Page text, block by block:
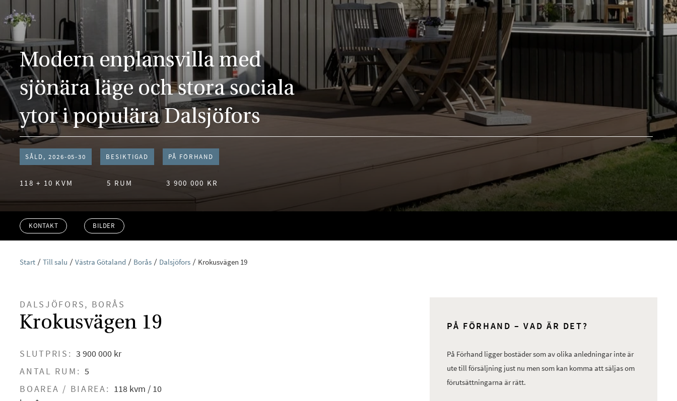
Modern enplansvilla med
sjönära läge och stora sociala
ytor i populära Dalsjöfors
SÅLD, 2026-05-30 BESIKTIGAD PÅ FÖRHAND
118 + 10 KVM 5 RUM 3 900 000 KR
KONTAKT BILDER
Start Till salu Västra Götaland Borås Dalsjöfors Krokusvägen 19
DALSJÖFORS, BORÅS
Krokusvägen 19
SLUTPRIS: 3 900 000 kr
ANTAL RUM: 5
BOAREA / BIAREA: 118 kvm / 10
PÅ FÖRHAND – VAD ÄR DET?
På Förhand ligger bostäder som av olika anledningar inte är
ute till försäljning just nu men som kan komma att säljas om
förutsättningarna är rätt.